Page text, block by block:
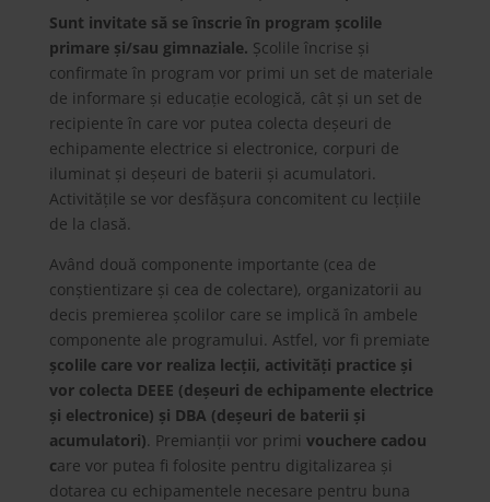
Sunt invitate să se înscrie în program școlile
primare și/sau gimnaziale. Școlile încrise și
confirmate în program vor primi un set de materiale
de informare și educație ecologică, cât și un set de
recipiente în care vor putea colecta deșeuri de
echipamente electrice si electronice, corpuri de
iluminat și deșeuri de baterii și acumulatori.
Activitățile se vor desfășura concomitent cu lecțiile
de la clasă.
Având două componente importante (cea de
conștientizare și cea de colectare), organizatorii au
decis premierea școlilor care se implică în ambele
componente ale programului. Astfel, vor fi premiate
școlile care vor realiza lecții, activități practice și
vor colecta DEEE (deșeuri de echipamente electrice
și electronice) și DBA (deșeuri de baterii și
acumulatori). Premianții vor primi vouchere cadou
care vor putea fi folosite pentru digitalizarea și
dotarea cu echipamentele necesare pentru buna